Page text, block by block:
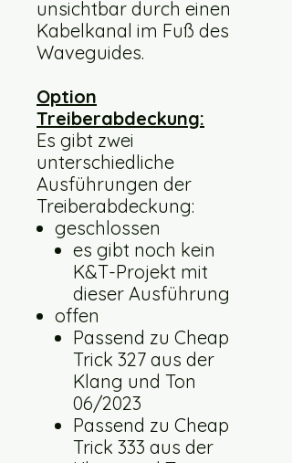
unsichtbar durch einen
Kabelkanal im Fuß des
Waveguides.
Option
Treiberabdeckung:
Es gibt zwei
unterschiedliche
Ausführungen der
Treiberabdeckung:
geschlossen
es gibt noch kein
K&T-Projekt mit
dieser Ausführung
offen
Passend zu Cheap
Trick 327 aus der
Klang und Ton
06/2023
Passend zu Cheap
Trick 333 aus der